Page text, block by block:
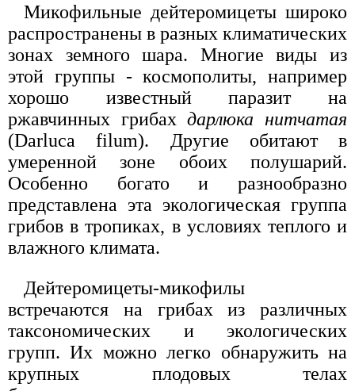
Микофильные дейтеромицеты широко
распространены в разных климатических
зонах земного шара. Многие виды из
этой группы - космополиты, например
хорошо известный паразит на
ржавчинных грибахдарлюка нитчатая
(Darluca filum). Другие обитают в
умеренной зоне обоих полушарий.
Особенно богато и разнообразно
представлена эта экологическая группа
грибов в тропиках, в условиях теплого и
влажного климата.
Дейтеромицеты-микофилы
встречаются на грибах из различных
таксономических и экологических
групп. Их можно легко обнаружить на
крупных плодовых телах